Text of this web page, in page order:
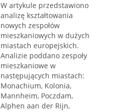
W artykule przedstawiono
analizę kształtowania
nowych zespołów
mieszkaniowych w dużych
miastach europejskich.
Analizie poddano zespoły
mieszkaniowe w
następujących miastach:
Monachium, Kolonia,
Mannheim, Poczdam,
Alphen aan der Rijn,